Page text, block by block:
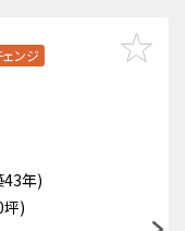
ンジ
43年)
)